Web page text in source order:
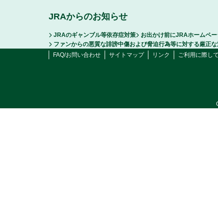
JRAからのお知らせ
JRAのギャンブル等依存症対策
お出かけ前にJRAホームペ
ファンからの悪質な誹謗中傷および脅迫行為等に対する厳正
FAQ/お問い合わせ
サイトマップ リンク ご利用に際し